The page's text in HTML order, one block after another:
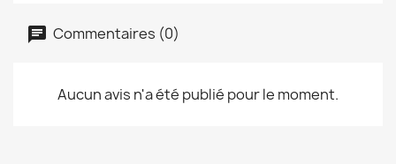
Commentaires (0)
Aucun avis n'a été publié pour le moment.